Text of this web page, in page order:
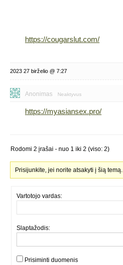
https://cougarslut.com/
2023 27 birželio @ 7:27
Anonimas Neaktyvus
https://myasiansex.pro/
Rodomi 2 įrašai - nuo 1 iki 2 (viso: 2)
Prisijunkite, jei norite atsakyti į šią temą.
Vartotojo vardas:
Slaptažodis:
Prisiminti duomenis